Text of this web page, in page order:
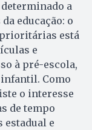
a
educação: o
prioritárias está
e
à pré-escola,
infantil. Como
o interesse
de tempo
estadual e